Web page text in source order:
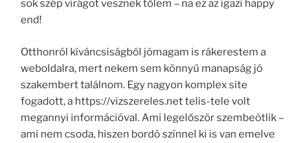
sok szép virágot vesznek tőlem – na ez az igazi happy
end!
Otthonról kíváncsiságból jómagam is rákerestem a
weboldalra, mert nekem sem könnyű manapság jó
szakembert találnom. Egy nagyon komplex site
fogadott, a https://vizszereles.net telis-tele volt
megannyi információval. Ami legelőször szembeötlik –
ami nem csoda, hiszen bordó színnel ki is van emelve